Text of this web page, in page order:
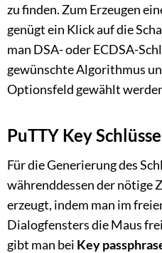
zu finden. Zum Erzeugen
genügt ein Klick auf die
man DSA- oder ECDSA-
gewünschte Algorithmus
Optionsfeld gewählt
PuTTY Key
Für die Generierung des
währenddessen der nötige
erzeugt, indem man im
Dialogfensters die Maus
gibt man bei Key